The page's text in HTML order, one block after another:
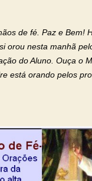
de Jesus,
de fé. Paz e Bem!
orou nesta manhã
do Aluno. Ouça o
está orando pelos
para o
e no amor materno
Jesus e o amor de
I Senhor, eu sou